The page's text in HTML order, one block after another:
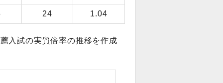
24 1.04
入試の実質倍率の推移を作成